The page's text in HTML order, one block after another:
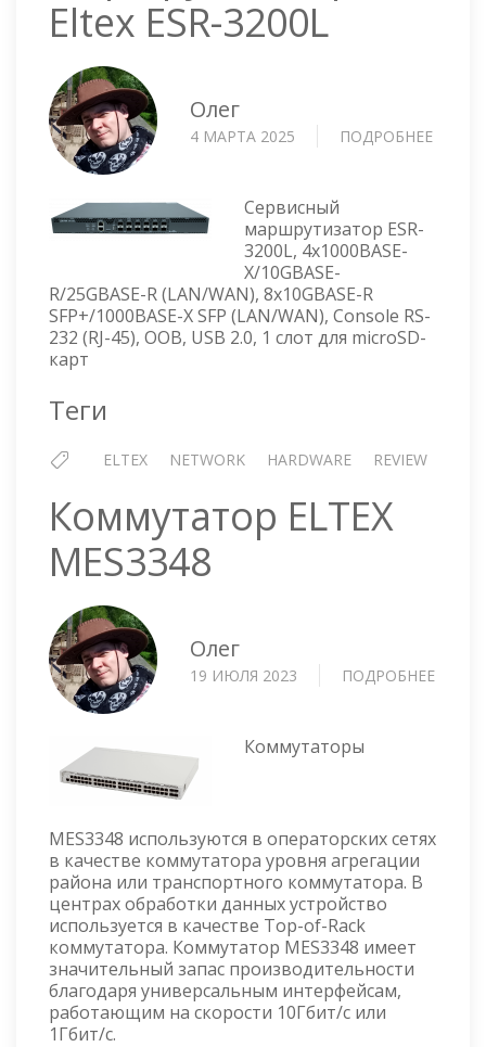
Eltex ESR-3200L
Олег
4 МАРТА 2025 ПОДРОБНЕЕ
Сервисный
маршрутизатор ESR-
3200L, 4x1000BASE-
X/10GBASE-
R/25GBASE-R (LAN/WAN), 8x10GBASE-R
SFP+/1000BASE-X SFP (LAN/WAN), Console RS-
232 (RJ-45), OOB, USB 2.0, 1 cлот для microSD-
карт
Теги
ELTEX NETWORK HARDWARE REVIEW
Коммутатор ELTEX
MES3348
Олег
19 ИЮЛЯ 2023 ПОДРОБНЕЕ
Коммутаторы
MES3348 используются в операторских сетях
в качестве коммутатора уровня агрегации
района или транспортного коммутатора. В
центрах обработки данных устройство
используется в качестве Top-of-Rack
коммутатора. Коммутатор MES3348 имеет
значительный запас производительности
благодаря универсальным интерфейсам,
работающим на скорости 10Гбит/с или
1Гбит/с.